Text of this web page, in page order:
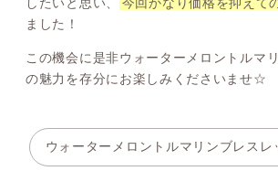
ました！
この機会に是非ウォーターメロントルマ
の魅力を存分にお楽しみくださいませ☆
ウォーターメロントルマリンブレスレ